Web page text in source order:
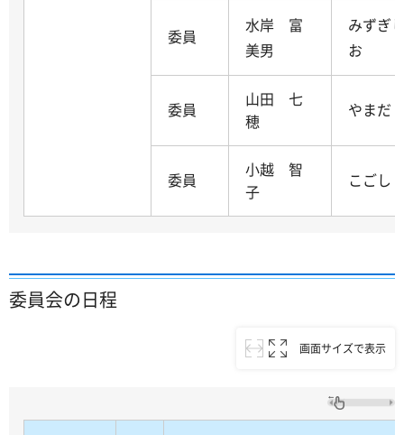
委員
水岸 富
美男
みずぎ
お
委員
山田 七
穂
やまだ
委員
小越 智
子
こごし
委員会の日程
画面サイズで表示